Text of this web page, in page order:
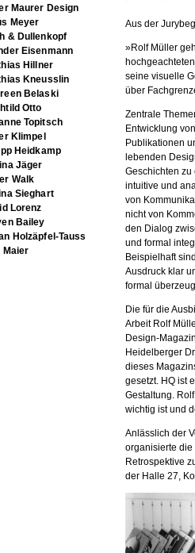
Aus der
»Rolf Müller
seine visuelle
über
Zentrale
Entwicklung
Publikationen
lebenden
Geschichten
intuitive und
von
nicht von
den Dialog
und formal
Beispielhaft
Ausdruck klar
formal
Die für die
Arbeit Rolf
Design-
Heidelberger
dieses
gesetzt. HQ ist
Gestaltung.
wichtig ist und
Anlässlich der
organisierte die
Retrospektive
der Halle 27,
Maurer Design
Meyer
& Dullenkopf
Eisenmann
Hillner
Kneusslin
Belaski
Otto
Topitsch
Klimpel
Heidkamp
Jäger
Walk
Sieghart
Lorenz
Bailey
Holzäpfel-Tauss
Maier